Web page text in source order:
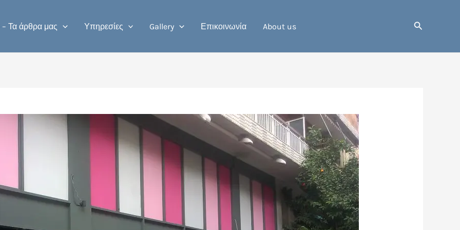
– Τα άρθρα μας Υπηρεσίες Gallery Επικοινωνία About us Αναζήτηση